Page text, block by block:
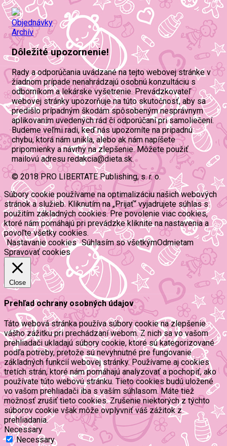
Objednávky
Archív
Dôležité upozornenie!
Rady a odporúčania uvádzané na tejto webovej stránke v
žiadnom prípade nenahrádzajú osobnú konzultáciu s
odborníkom a lekárske vyšetrenie. Prevádzkovateľ
webovej stránky upozorňuje na túto skutočnosť, aby sa
predišlo prípadným škodám spôsobeným nesprávnym
aplikovaním uvedených rád či odporúčaní pri samoliečení.
Budeme veľmi radi, keď nás upozorníte na prípadnú
chybu, ktorá nám unikla, alebo ak nám napíšete
pripomienky a návrhy na zlepšenie. Môžete použiť
mailovú adresu redakcia@dieta.sk.
© 2018 PRO LIBERTATE Publishing, s. r. o.
Súbory cookie používame na optimalizáciu našich webových
stránok a služieb. Kliknutím na „Prijať“ vyjadrujete súhlas s
použitím základných cookies. Pre povolenie viac cookies,
ktoré nám pomáhajú pri prevádzke kliknite na nastavenia a
povoľte všetky cookies.
Nastavanie cookies Súhlasím so všetkýmOdmietam
Spravovať cookies
Close
Prehľad ochrany osobných údajov
Táto webová stránka používa súbory cookie na zlepšenie
vášho zážitku pri prechádzaní webom. Z nich sa vo vašom
prehliadači ukladajú súbory cookie, ktoré sú kategorizované
podľa potreby, pretože sú nevyhnutné pre fungovanie
základných funkcií webovej stránky. Používame aj cookies
tretích strán, ktoré nám pomáhajú analyzovať a pochopiť, ako
používate túto webovú stránku. Tieto cookies budú uložené
vo vašom prehliadači iba s vaším súhlasom. Máte tiež
možnosť zrušiť tieto cookies. Zrušenie niektorých z týchto
súborov cookie však môže ovplyvniť váš zážitok z
prehliadania.
Necessary
Necessary